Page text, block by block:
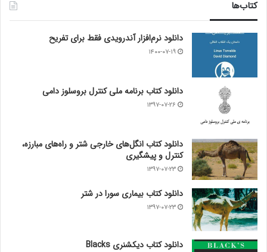
کتاب‌ها
دانلود نرم‌افزار آندرویدی فقط برای تفریح
۱۴۰۰-۰۷-۱۹
دانلود کتاب برنامه ملی کنترل بروسلوز دامی
۱۳۹۷-۰۷-۲۶
دانلود کتاب انگل‌های خارجی شتر و راه‌های مبارزه،
کنترل و پیشگیری
۱۳۹۷-۰۷-۲۳
دانلود کتاب بیماری سورا در شتر
۱۳۹۷-۰۷-۲۳
دانلود کتاب دیکشنری Blacks